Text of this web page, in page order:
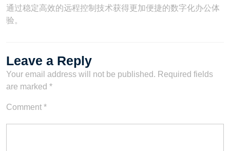
通过稳定高效的远程控制技术获得更加便捷的数字化办公体
验。
Leave a Reply
Your email address will not be published. Required fields
are marked *
Comment *